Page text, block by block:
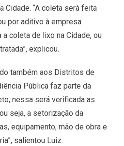
Cidade. “A coleta será feita
por aditivo à empresa
a coleta de lixo na Cidade, ou
explicou.
também aos Distritos de
Pública faz parte da
nessa será verificada as
seja, a setorização da
equipamento, mão de obra e
salientou Luiz.